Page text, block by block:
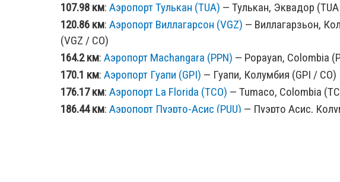
107.98 км: Аэропорт Тулькан (TUA) — Тулькан, Эквадор
120.86 км: Аэропорт Виллагарсон (VGZ) — Виллагарзьон,
(VGZ / CO)
164.2 км: Аэропорт Machangara (PPN) — Popayan, Colombia
170.1 км: Аэропорт Гуапи (GPI) — Гуапи, Колумбия (GPI / CO)
176.17 км: Аэропорт La Florida (TCO) — Tumaco, Colombia
186.44 км: Аэропорт Пуэрто-Асис (PUU) — Пуэрто Асис,